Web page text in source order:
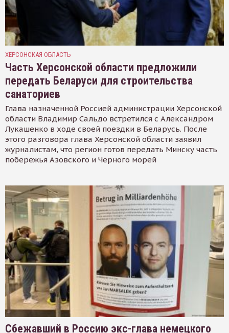
ХЕРСОНСКАЯ ОБЛАСТЬ
Часть Херсонской области предложили
передать Беларуси для строительства
санаториев
Глава назначенной Россией администрации Херсонской
области Владимир Сальдо встретился с Александром
Лукашенко в ходе своей поездки в Беларусь. После
этого разговора глава Херсонской области заявил
журналистам, что регион готов передать Минску часть
побережья Азовского и Черного морей
Сбежавший в Россию экс-глава немецкого